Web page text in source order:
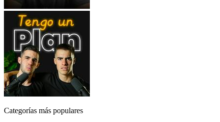
Categorías más populares